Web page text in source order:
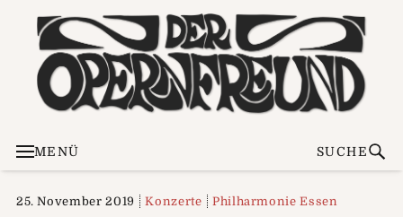
MENÜ SUCHE
25. November 2019 Konzerte Philharmonie Essen